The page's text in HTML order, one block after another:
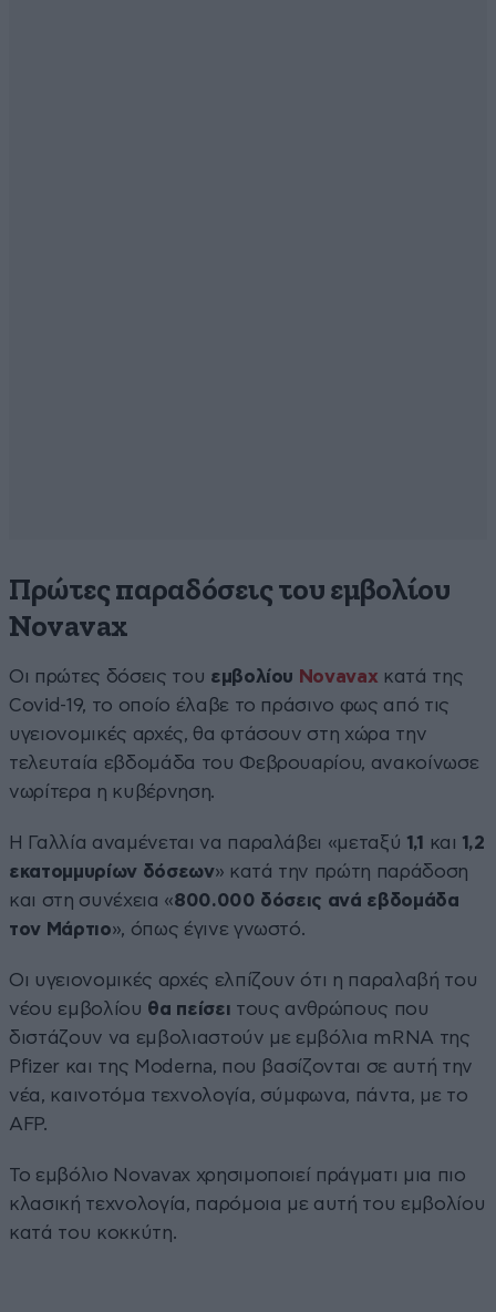
Πρώτες παραδόσεις του εμβολίου
Novavax
Οι πρώτες δόσεις του εμβολίου Novavax κατά της
Covid-19, το οποίο έλαβε το πράσινο φως από τις
υγειονομικές αρχές, θα φτάσουν στη χώρα την
τελευταία εβδομάδα του Φεβρουαρίου, ανακοίνωσε
νωρίτερα η κυβέρνηση.
Η Γαλλία αναμένεται να παραλάβει «μεταξύ 1,1 και 1,2
εκατομμυρίων δόσεων» κατά την πρώτη παράδοση
και στη συνέχεια «800.000 δόσεις ανά εβδομάδα
τον Μάρτιο», όπως έγινε γνωστό.
Οι υγειονομικές αρχές ελπίζουν ότι η παραλαβή του
νέου εμβολίου θα πείσει τους ανθρώπους που
διστάζουν να εμβολιαστούν με εμβόλια mRNA της
Pfizer και της Moderna, που βασίζονται σε αυτή την
νέα, καινοτόμα τεχνολογία, σύμφωνα, πάντα, με το
AFP.
Το εμβόλιο Novavax χρησιμοποιεί πράγματι μια πιο
κλασική τεχνολογία, παρόμοια με αυτή του εμβολίου
κατά του κοκκύτη.